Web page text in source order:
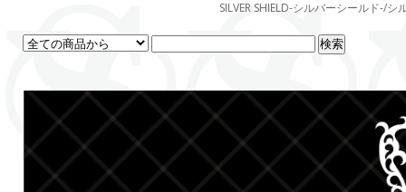
SILVER SHIELD-シルバーシールド-/